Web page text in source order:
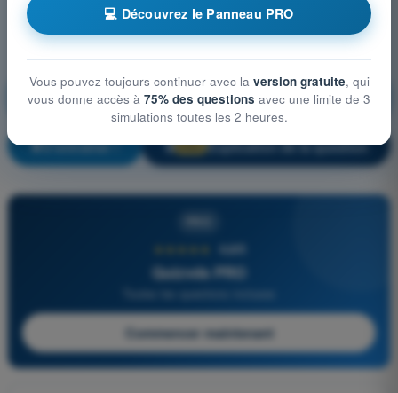
Mesures d’atténuation technique et opérationnelle des
risques au sol
S'entraîner ! 🔒 PRO Explication de la question
4,6/5
Quizvds PRO
Commencer maintenant
💻 Découvrez le Panneau PRO
Vous pouvez toujours continuer avec la version gratuite, qui
vous donne accès à 75% des questions avec une limite de 3
simulations toutes les 2 heures.